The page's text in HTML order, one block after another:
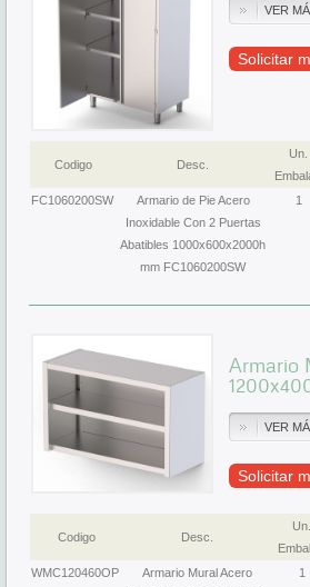
VER
Solicitar
Codigo Desc.
Un.
FC1060200SW
Armario de Pie Acero
Inoxidable Con 2 Puertas
Abatibles 1000x600x2000h
mm FC1060200SW
1
Armario
VER
Solicitar
Codigo Desc.
Un.
WMC120460OP
Armario Mural Acero
1